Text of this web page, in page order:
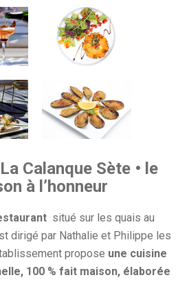
Calanque Sète • le
à l’honneur
situé sur les quais au
dirigé par Nathalie et Philippe les
propose une cuisine
100 % fait maison, élaborée